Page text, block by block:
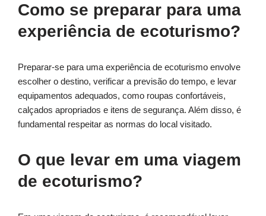
Como se preparar para uma
experiência de ecoturismo?
Preparar-se para uma experiência de ecoturismo envolve
escolher o destino, verificar a previsão do tempo, e levar
equipamentos adequados, como roupas confortáveis,
calçados apropriados e itens de segurança. Além disso, é
fundamental respeitar as normas do local visitado.
O que levar em uma viagem
de ecoturismo?